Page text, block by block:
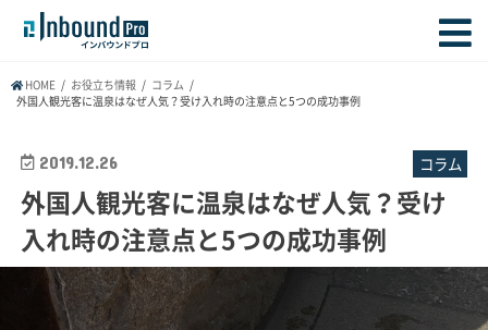
HOME お役立ち情報
コラム
外国人観光客に温泉はなぜ人気？受け入れ時の注意点と5つの成功事例
コラム
2019.12.26
外国人観光客に温泉はなぜ人気？受け
入れ時の注意点と5つの成功事例